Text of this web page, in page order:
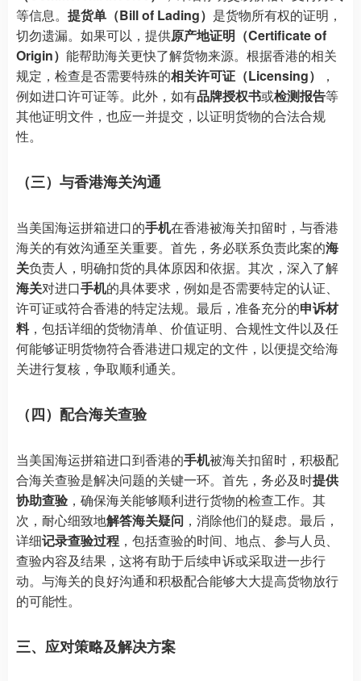
等信息。 提货单（Bill of Lading） 是货物所有权的证明，
切勿遗漏。如果可以，提供原产地证明（Certificate of
Origin） 能帮助海关更快了解货物来源。根据香港的相关
规定，检查是否需要特殊的相关许可证（Licensing）
，
例如进口许可证等。此外，如有品牌授权书或检测报告等
其他证明文件，也应一并提交，以证明货物的合法合规
性。
（三）与香港海关沟通
当美国海运拼箱进口的手机在香港被海关扣留时，与香港
海关的有效沟通至关重要。首先，务必联系负责此案的海
关负责人，明确扣货的具体原因和依据。其次，深入了解
海关对进口手机的具体要求，例如是否需要特定的认证、
许可证或符合香港的特定法规。最后，准备充分的申诉材
料，包括详细的货物清单、价值证明、合规性文件以及任
何能够证明货物符合香港进口规定的文件，以便提交给海
关进行复核，争取顺利通关。
（四）配合海关查验
当美国海运拼箱进口到香港的手机被海关扣留时，积极配
合海关查验是解决问题的关键一环。首先，务必及时提供
协助查验 ，确保海关能够顺利进行货物的检查工作。其
次，耐心细致地解答海关疑问 ，消除他们的疑虑。最后，
详细记录查验过程 ，包括查验的时间、地点、参与人员、
查验内容及结果，这将有助于后续申诉或采取进一步行
动。与海关的良好沟通和积极配合能够大大提高货物放行
的可能性。
三、应对策略及解决方案